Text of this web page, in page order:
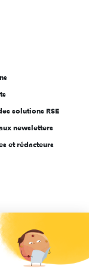
solutions RSE
newsletters
et rédacteurs